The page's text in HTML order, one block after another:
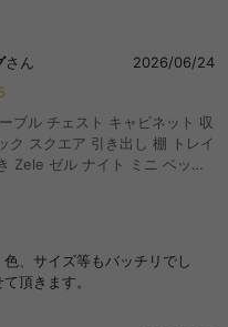
さん
2026/06/24
ブル チェスト キャビネット 収
ク スクエア 引き出し 棚 トレイ
Zele ゼル ナイト ミニ ベッド
、サイズ等もバッチリでし
頂きます。